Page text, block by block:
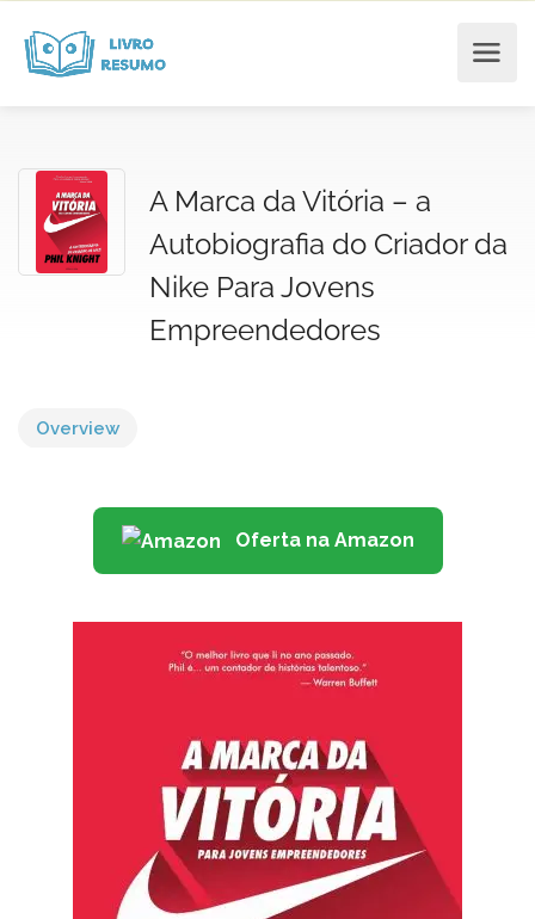
A Marca da Vitória – a
Autobiografia do Criador da
Nike Para Jovens
Empreendedores
Overview
Oferta na Amazon